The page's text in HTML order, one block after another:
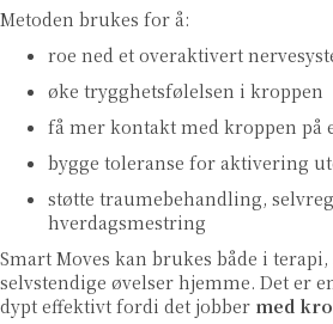
Metoden brukes for å:
roe ned et overaktivert
øke trygghetsfølelsen i kroppen
få mer kontakt med kroppen på
bygge toleranse for aktivering
støtte traumebehandling,
hverdagsmestring
Smart Moves kan brukes både i
selvstendige øvelser hjemme. Det er
dypt effektivt fordi det jobber med